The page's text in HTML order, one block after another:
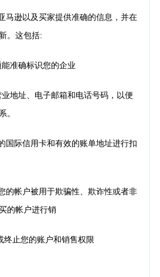
马逊以及买家提供准确的信息，并在
。这包括:
准确标识您的企业
地址、电子邮箱和电话号码，以便
。
国际信用卡和有效的账单地址进行扣
的帐户被用于欺骗性、欺诈性或者非
的帐户进行销
终止您的账户和销售权限